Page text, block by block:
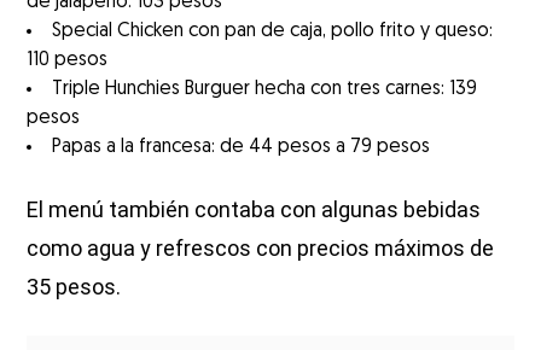
Special Chicken con pan de caja, pollo frito y queso:
110 pesos
Triple Hunchies Burguer hecha con tres carnes: 139
pesos
Papas a la francesa: de 44 pesos a 79 pesos
El menú también contaba con algunas bebidas
como agua y refrescos con precios máximos de
35 pesos.